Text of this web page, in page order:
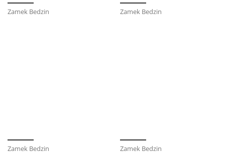
Zamek Bedzin Zamek Bedzin
Zamek Bedzin Zamek Bedzin